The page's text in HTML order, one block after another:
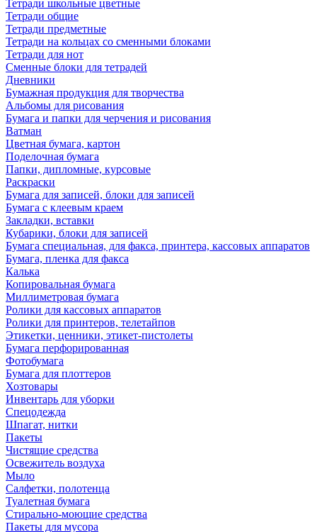
Тетради школьные цветные
Тетради общие
Тетради предметные
Тетради на кольцах со сменными блоками
Тетради для нот
Сменные блоки для тетрадей
Дневники
Бумажная продукция для творчества
Альбомы для рисования
Бумага и папки для черчения и рисования
Ватман
Цветная бумага, картон
Поделочная бумага
Папки, дипломные, курсовые
Раскраски
Бумага для записей, блоки для записей
Бумага с клеевым краем
Закладки, вставки
Кубарики, блоки для записей
Бумага специальная, для факса, принтера, кассовых аппаратов
Бумага, пленка для факса
Калька
Копировальная бумага
Миллиметровая бумага
Ролики для кассовых аппаратов
Ролики для принтеров, телетайпов
Этикетки, ценники, этикет-пистолеты
Бумага перфорированная
Фотобумага
Бумага для плоттеров
Хозтовары
Инвентарь для уборки
Спецодежда
Шпагат, нитки
Пакеты
Чистящие средства
Освежитель воздуха
Мыло
Салфетки, полотенца
Туалетная бумага
Стирально-моющие средства
Пакеты для мусора